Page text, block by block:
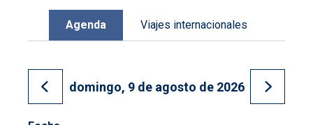
Agenda Viajes internacionales
Ir al día anterior
domingo, 9 de agosto de 2026
Ir al día